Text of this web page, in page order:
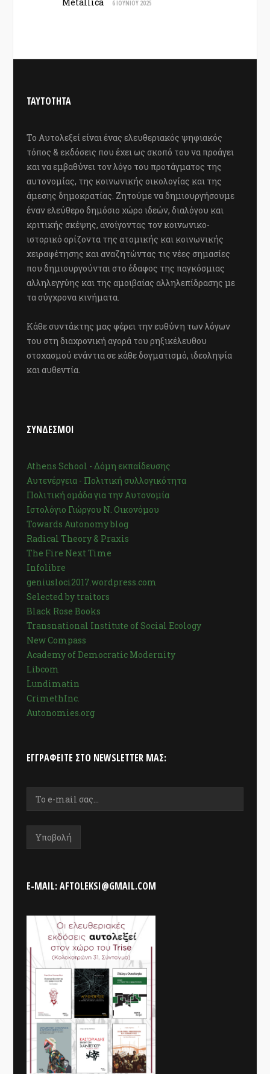
6 ΙΟΥΝΊΟΥ 2025
ΤΑΥΤΟΤΗΤΑ
Το Αυτολεξεί είναι ένας ελευθεριακός ψηφιακός
τόπος & εκδόσεις που έχει ως σκοπό του να προάγει
και να εμβαθύνει τον λόγο του προτάγματος της
αυτονομίας, της κοινωνικής οικολογίας και της
άμεσης δημοκρατίας. Ζητούμε να δημιουργήσουμε
έναν ελεύθερο δημόσιο χώρο ιδεών, διαλόγου και
κριτικής σκέψης, ανοίγοντας τον κοινωνικο-
ιστορικό ορίζοντα της ατομικής και κοινωνικής
χειραφέτησης και αναζητώντας τις νέες σημασίες
που δημιουργούνται στο έδαφος της παγκόσμιας
αλληλεγγύης και της αμοιβαίας αλληλεπίδρασης με
τα σύγχρονα κινήματα.
Κάθε συντάκτης μας φέρει την ευθύνη των λόγων
του στη διαχρονική αγορά του ρηξικέλευθου
στοχασμού ενάντια σε κάθε δογματισμό, ιδεοληψία
και αυθεντία.
ΣΥΝΔΕΣΜΟΙ
Athens School - Δόμη εκπαίδευσης
Αυτενέργεια - Πολιτική συλλογικότητα
Πολιτική ομάδα για την Αυτονομία
Ιστολόγιο Γιώργου Ν. Οικονόμου
Towards Autonomy blog
Radical Theory & Praxis
The Fire Next Time
Infolibre
geniusloci2017.wordpress.com
Selected by traitors
Black Rose Books
Transnational Institute of Social Ecology
New Compass
Academy of Democratic Modernity
Libcom
Lundimatin
CrimethInc.
Autonomies.org
ΕΓΓΡΑΦΕΊΤΕ ΣΤΟ NEWSLETTER ΜΑΣ:
E-MAIL: AFTOLEKSI@GMAIL.COM